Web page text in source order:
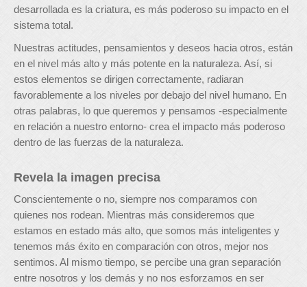
desarrollada es la criatura, es más poderoso su impacto en el
sistema total.
Nuestras actitudes, pensamientos y deseos hacia otros, están
en el nivel más alto y más potente en la naturaleza. Así, si
estos elementos se dirigen correctamente, radiaran
favorablemente a los niveles por debajo del nivel humano. En
otras palabras, lo que queremos y pensamos -especialmente
en relación a nuestro entorno- crea el impacto más poderoso
dentro de las fuerzas de la naturaleza.
Revela la imagen precisa
Conscientemente o no, siempre nos comparamos con
quienes nos rodean. Mientras más consideremos que
estamos en estado más alto, que somos más inteligentes y
tenemos más éxito en comparación con otros, mejor nos
sentimos. Al mismo tiempo, se percibe una gran separación
entre nosotros y los demás y no nos esforzamos en ser